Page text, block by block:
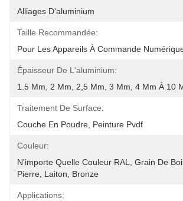
Alliages D'aluminium
Taille Recommandée:
Pour Les Appareils À Commande
Épaisseur De L'aluminium:
1.5 Mm, 2 Mm, 2,5 Mm, 3 Mm, 4 Mm À 10
Traitement De Surface:
Couche En Poudre, Peinture Pvdf
Couleur:
N'importe Quelle Couleur RAL, Grain De
Pierre, Laiton, Bronze
Applications: